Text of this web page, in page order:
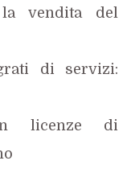
vendita del
di servizi:
licenze di